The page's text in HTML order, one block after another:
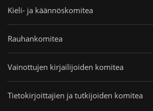
Kieli- ja käännöskomitea
Rauhankomitea
Vainottujen kirjailijoiden komitea
Tietokirjoittajien ja tutkijoiden komitea